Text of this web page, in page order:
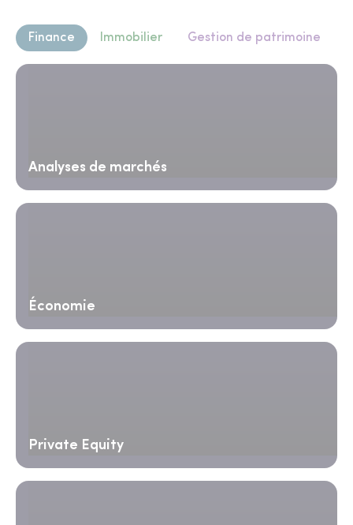
Finance Immobilier Gestion de patrimoine
Analyses de marchés
Économie
Private Equity